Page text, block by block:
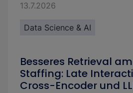
13.7.2026
Data Science & AI
Besseres Retrieval
Staffing: Late
Cross-Encoder und